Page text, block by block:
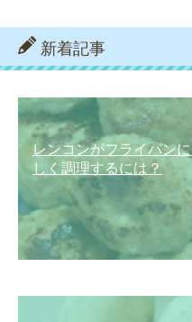
新着記事
レンコンがフライパン
しく調理するには？